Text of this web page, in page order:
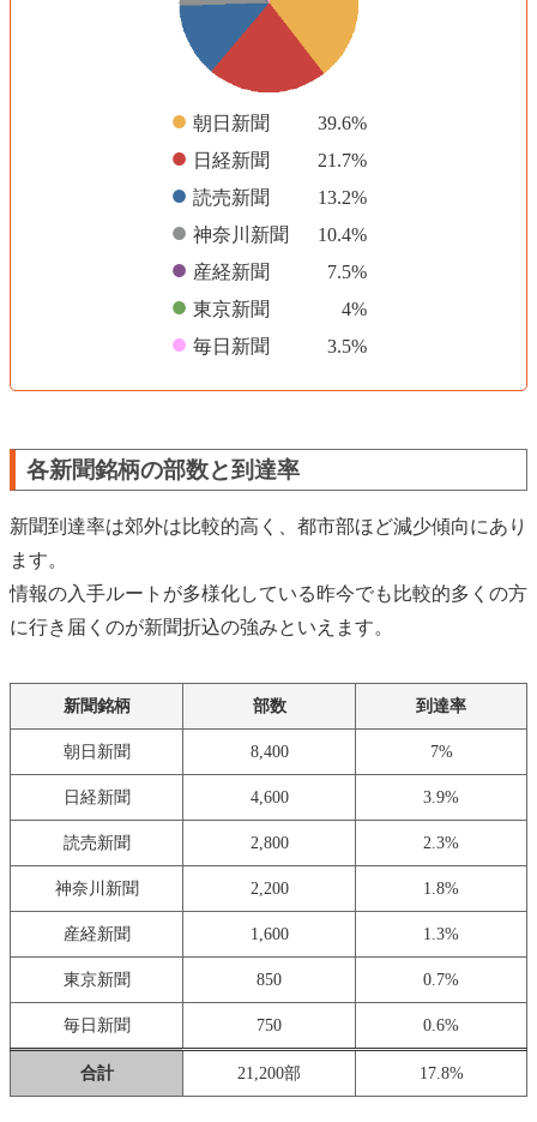
● 朝日新聞 39.6%
● 日経新聞 21.7%
● 読売新聞 13.2%
● 神奈川新聞 10.4%
● 産経新聞 7.5%
● 東京新聞 4%
● 毎日新聞 3.5%
各新聞銘柄の部数と到達率
新聞到達率は郊外は比較的高く、都市部ほど減少傾向にあり
ます。
情報の入手ルートが多様化している昨今でも比較的多くの方
に行き届くのが新聞折込の強みといえます。
新聞銘柄 部数 到達率
朝日新聞 8,400 7%
日経新聞 4,600 3.9%
読売新聞 2,800 2.3%
神奈川新聞 2,200 1.8%
産経新聞 1,600 1.3%
東京新聞 850 0.7%
毎日新聞 750 0.6%
合計 21,200部 17.8%